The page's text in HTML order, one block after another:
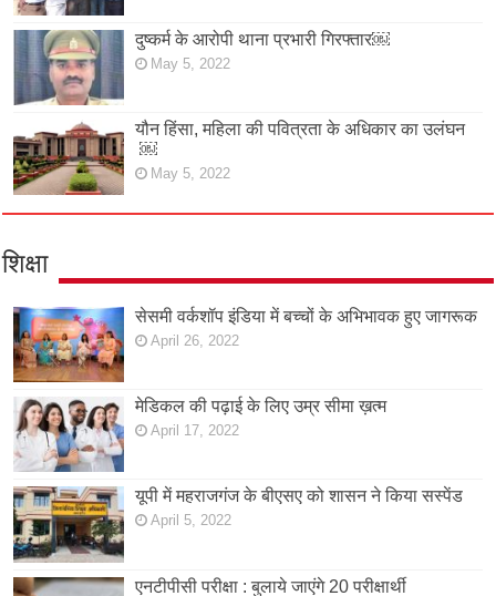
दुष्कर्म के आरोपी थाना प्रभारी गिरफ्तार￼
May 5, 2022
यौन हिंसा, महिला की पवित्रता के अधिकार का उलंघन
￼
May 5, 2022
शिक्षा
सेसमी वर्कशॉप इंडिया में बच्चों के अभिभावक हुए जागरूक
April 26, 2022
मेडिकल की पढ़ाई के लिए उम्र सीमा ख़त्म
April 17, 2022
यूपी में महराजगंज के बीएसए को शासन ने किया सस्पेंड
April 5, 2022
एनटीपीसी परीक्षा : बुलाये जाएंगे 20 परीक्षार्थी